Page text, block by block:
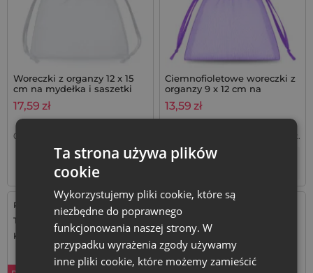
Woreczki z organzy 12 x 15
cm na mydełka i saszetki
lawendowe - 25 szt.
17,59 zł
0,70
+
Ciemnofioletowe woreczki z
organzy 9 x 12 cm na
lawendę - 25 szt.
13,59 zł
–
Rozmiar: 26x35 cm
Tkanina: Organza
Kolor:
Tkanina: Organza
Ta strona używa plików
cookie
Wykorzystujemy pliki cookie, które są
niezbędne do poprawnego
funkcjonowania naszej strony. W
przypadku wyrażenia zgody używamy
inne pliki cookie, które możemy zamieścić